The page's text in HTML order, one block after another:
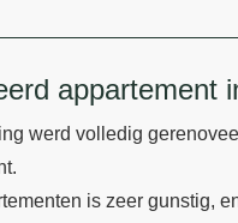
appartement
werd volledig
is zeer gunstig,